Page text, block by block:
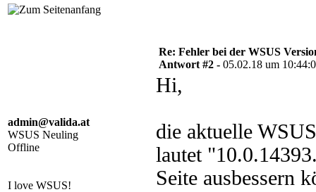
admin@valida.at
WSUS Neuling
Offline
I love WSUS!
Re: Fehler bei der WSUS
Antwort #2 - 05.02.18 um
Hi,
die aktuelle
lautet
Seite ausbessern